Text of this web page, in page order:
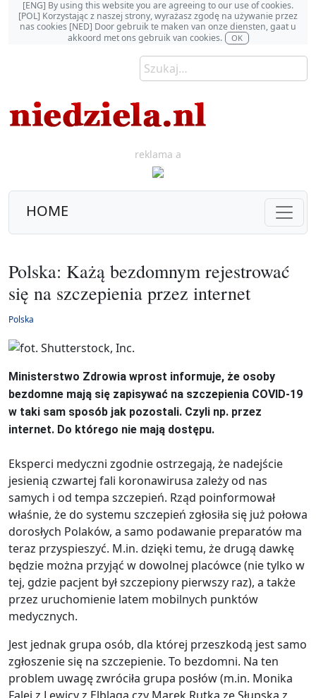
[ENG] By using this website you are agreeing to our use of cookies.
[POL] Korzystając z naszej strony, wyrażasz zgodę na używanie przez
nas cookies [NED] Door gebruik te maken van onze diensten, gaat u
akkoord met ons gebruik van cookies.
OK
reklama a
HOME
Polska: Każą bezdomnym rejestrować
się na szczepienia przez internet
Polska
Ministerstwo Zdrowia wprost informuje, że osoby
bezdomne mają się zapisywać na szczepienia COVID-19
w taki sam sposób jak pozostali. Czyli np. przez
internet. Do którego nie mają dostępu.
Eksperci medyczni zgodnie ostrzegają, że nadejście
jesienią czwartej fali koronawirusa zależy od nas
samych i od tempa szczepień. Rząd poinformował
właśnie, że do systemu szczepień zgłosiła się już połowa
dorosłych Polaków, a samo podawanie preparatów ma
teraz przyspieszyć. M.in. dzięki temu, że drugą dawkę
będzie można przyjąć w dowolnej placówce (nie tylko w
tej, gdzie pacjent był szczepiony pierwszy raz), a także
przez uruchomienie latem mobilnych punktów
medycznych.
Jest jednak grupa osób, dla której przeszkodą jest samo
zgłoszenie się na szczepienie. To bezdomni. Na ten
problem uwagę zwróciła grupa posłów (m.in. Monika